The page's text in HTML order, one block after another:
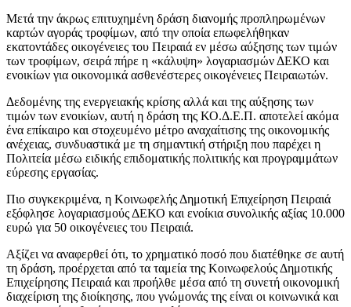
Μετά την άκρως επιτυχημένη δράση διανομής προπληρωμένων
καρτών αγοράς τροφίμων, από την οποία επωφελήθηκαν
εκατοντάδες οικογένειες του Πειραιά εν μέσω αύξησης των τιμών
των τροφίμων, σειρά πήρε η «κάλυψη» λογαριασμών ΔΕΚΟ και
ενοικίων για οικονομικά ασθενέστερες οικογένειες Πειραιωτών.
Δεδομένης της ενεργειακής κρίσης αλλά και της αύξησης των
τιμών των ενοικίων, αυτή η δράση της ΚΟ.Δ.Ε.Π. αποτελεί ακόμα
ένα επίκαιρο και στοχευμένο μέτρο αναχαίτισης της οικονομικής
ανέχειας, συνδυαστικά με τη σημαντική στήριξη που παρέχει η
Πολιτεία μέσω ειδικής επιδοματικής πολιτικής και προγραμμάτων
εύρεσης εργασίας.
Πιο συγκεκριμένα, η Κοινωφελής Δημοτική Επιχείρηση Πειραιά
εξόφλησε λογαριασμούς ΔΕΚΟ και ενοίκια συνολικής αξίας 10.000
ευρώ για 50 οικογένειες του Πειραιά.
Αξίζει να αναφερθεί ότι, το χρηματικό ποσό που διατέθηκε σε αυτή
τη δράση, προέρχεται από τα ταμεία της Κοινωφελούς Δημοτικής
Επιχείρησης Πειραιά και προήλθε μέσα από τη συνετή οικονομική
διαχείριση της διοίκησης, που γνώμονάς της είναι οι κοινωνικά και